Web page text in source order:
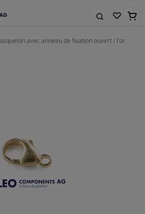
Mon
avec anneau de fixation ouvert / l'or